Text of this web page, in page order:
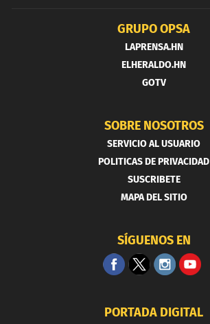
GRUPO OPSA
LAPRENSA.HN
ELHERALDO.HN
GOTV
SOBRE NOSOTROS
SERVICIO AL USUARIO
POLITICAS DE PRIVACIDAD
SUSCRIBETE
MAPA DEL SITIO
SÍGUENOS EN
PORTADA DIGITAL